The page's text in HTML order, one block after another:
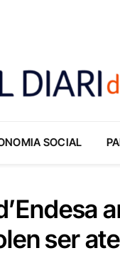
SOCIAL
ser